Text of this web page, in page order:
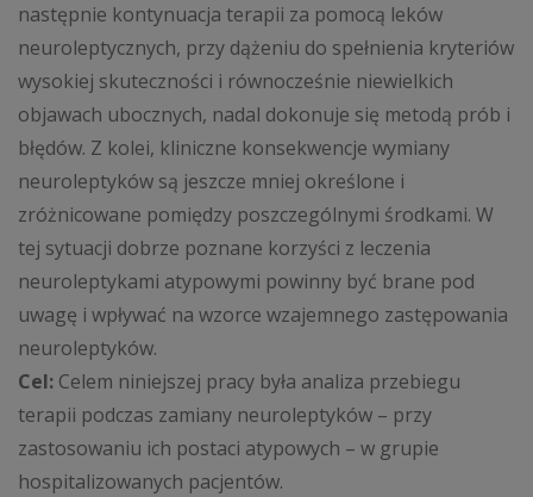
następnie kontynuacja terapii za pomocą leków
neuroleptycznych, przy dążeniu do spełnienia kryteriów
wysokiej skuteczności i równocześnie niewielkich
objawach ubocznych, nadal dokonuje się metodą prób i
błędów. Z kolei, kliniczne konsekwencje wymiany
neuroleptyków są jeszcze mniej określone i
zróżnicowane pomiędzy poszczególnymi środkami. W
tej sytuacji dobrze poznane korzyści z leczenia
neuroleptykami atypowymi powinny być brane pod
uwagę i wpływać na wzorce wzajemnego zastępowania
neuroleptyków.
Cel: Celem niniejszej pracy była analiza przebiegu
terapii podczas zamiany neuroleptyków – przy
zastosowaniu ich postaci atypowych – w grupie
hospitalizowanych pacjentów.